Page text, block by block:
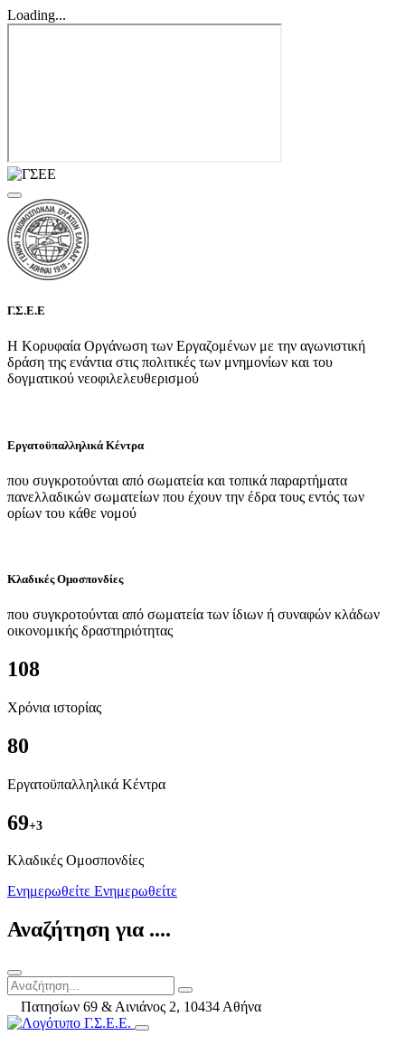
Loading...
Γ.Σ.Ε.Ε
Η Κορυφαία Οργάνωση των Εργαζομένων με την αγωνιστική
δράση της ενάντια στις πολιτικές των μνημονίων και του
δογματικού νεοφιλελευθερισμού
Εργατοϋπαλληλικά Κέντρα
που συγκροτούνται από σωματεία και τοπικά παραρτήματα
πανελλαδικών σωματείων που έχουν την έδρα τους εντός των
ορίων του κάθε νομού
Κλαδικές Ομοσπονδίες
που συγκροτούνται από σωματεία των ίδιων ή συναφών κλάδων
οικονομικής δραστηριότητας
108
Χρόνια ιστορίας
80
Εργατοϋπαλληλικά Κέντρα
69+3
Kλαδικές Ομοσπονδίες
Ενημερωθείτε Ενημερωθείτε
Αναζήτηση για ....
Πατησίων 69 & Αινιάνος 2, 10434 Αθήνα